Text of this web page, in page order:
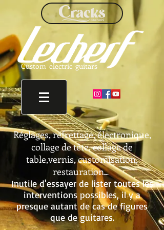
Custom electric guitars
Réglages,refrettage, électronique,
collage de tête, collage de
table,vernis, customisation,
restauration...
Inutile d'essayer de listertoutes les
interventions possibles, il y a
presque autant de cas de figures
que de guitares.